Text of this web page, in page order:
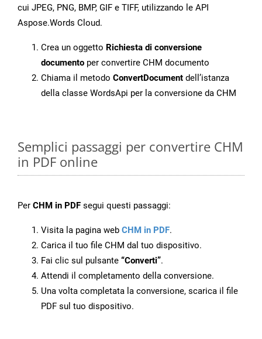
cui JPEG, PNG, BMP, GIF e TIFF, utilizzando le API
Aspose.Words Cloud.
Crea un oggetto Richiesta di conversione
documento per convertire CHM documento
Chiama il metodo ConvertDocument dell’istanza
della classe WordsApi per la conversione da CHM
Semplici passaggi per convertire CHM
in PDF online
Per CHM in PDF segui questi passaggi:
Visita la pagina web CHM in PDF.
Carica il tuo file CHM dal tuo dispositivo.
Fai clic sul pulsante “Converti”.
Attendi il completamento della conversione.
Una volta completata la conversione, scarica il file
PDF sul tuo dispositivo.